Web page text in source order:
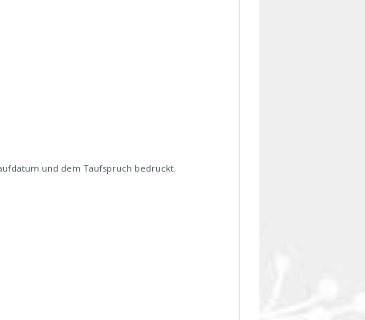
und dem Taufspruch bedruckt.